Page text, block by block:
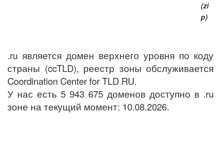
(zi
p)
.ru является домен верхнего уровня по коду
страны (ccTLD), реестр зоны обслуживается
Coordination Center for TLD RU.
У нас есть 5 943 675 доменов доступно в .ru
зоне на текущий момент: 10.08.2026.